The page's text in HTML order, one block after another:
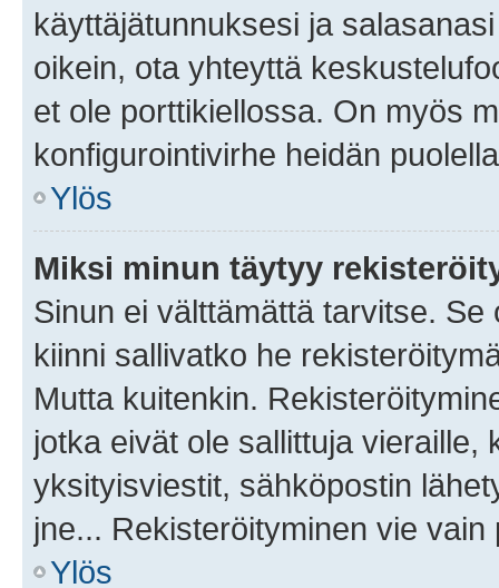
käyttäjätunnuksesi ja
oikein, ota yhteyttä
et ole porttikiellossa. On myös
konfigurointivirhe heidän
Ylös
Miksi minun täytyy
Sinun ei välttämättä tarvitse.
kiinni sallivatko he
Mutta kuitenkin.
jotka eivät ole sallittuja vieraille,
yksityisviestit, sähköpostin
jne... Rekisteröityminen vie
Ylös